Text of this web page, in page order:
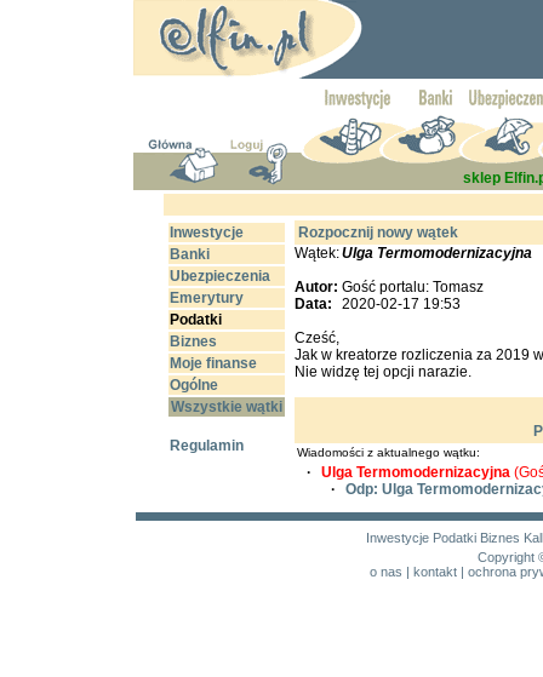
sklep
Inwestycje
Banki
Ubezpieczenia
Emerytury
Podatki
Biznes
Moje finanse
Ogólne
Wszystkie wątki
Regulamin
Rozpocznij nowy wątek
Wątek:Ulga Termomodernizacyjna
Autor: Gość portalu: Tomasz
Data:
2020-02-17 19:53
Cześć,
Jak w kreatorze rozliczenia za 2019
Nie widzę tej opcji narazie.
Wiadomości z aktualnego wątku:
· Ulga Termomodernizacyjna
·
Odp: Ulga
Inwestycje Podatki Biznes
Copyright
o nas | kontakt| ochrona